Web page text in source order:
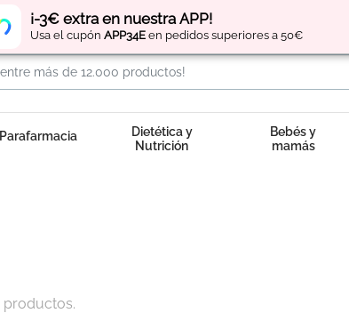
¡-3€ extra en nuestra APP!
Usa el cupón APP34E en pedidos superiores a 50€
Regístratey obtén
Parafarmacia
Dietética y
Nutrición
Bebés y
mamás
productos.